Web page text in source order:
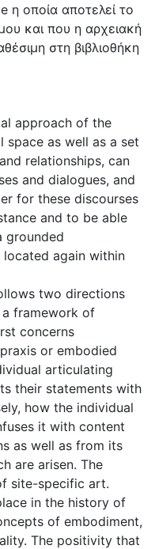
οποία αποτελεί το
και που η αρχειακή
στη βιβλιοθήκη
approach of the
space as well as a set
relationships, can
and dialogues, and
for these discourses
and to be able
grounded
again within
two directions
framework of
concerns
or embodied
articulating
their statements with
how the individual
it with content
as well as from its
are arisen. The
site-specific art.
in the history of
of embodiment,
The positivity that